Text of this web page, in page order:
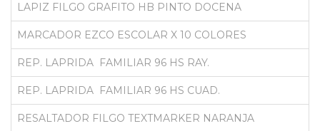
LAPIZ FILGO GRAFITO HB PINTO DOCENA
MARCADOR EZCO ESCOLAR X 10 COLORES
REP. LAPRIDA FAMILIAR 96 HS RAY.
REP. LAPRIDA FAMILIAR 96 HS CUAD.
RESALTADOR FILGO TEXTMARKER NARANJA